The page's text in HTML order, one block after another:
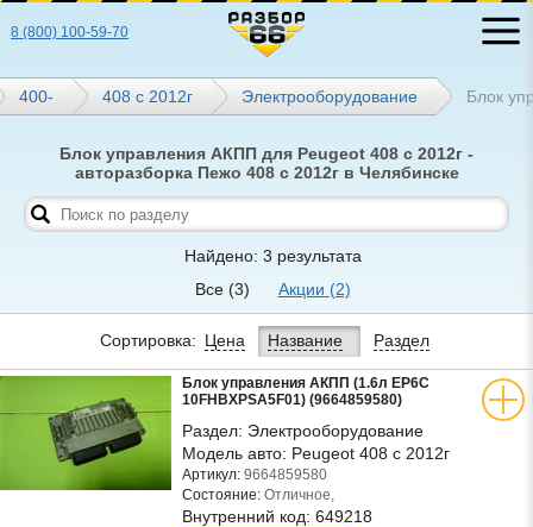
8 (800) 100-59-70
400- 408 с 2012г Электрооборудование Блок
Блок управления АКПП для Peugeot 408 с 2012г -
авторазборка Пежо 408 с 2012г в Челябинске
Найдено: 3 результата
Все (3) Акции (2)
Сортировка: Цена Название Раздел
Блок управления АКПП (1.6л EP6C
10FHBXPSA5F01) (9664859580)
Раздел: Электрооборудование
Модель авто: Peugeot 408 с 2012г
Артикул: 9664859580
Состояние: Отличное,
Внутренний код: 649218